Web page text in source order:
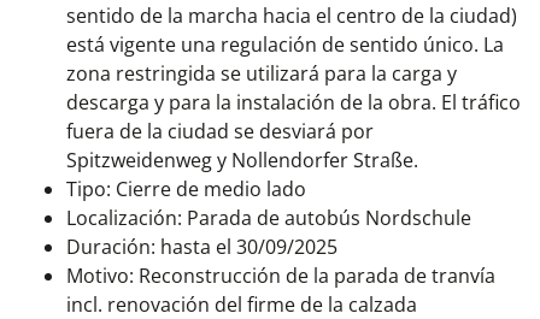
sentido de la marcha hacia el centro de la ciudad)
está vigente una regulación de sentido único. La
zona restringida se utilizará para la carga y
descarga y para la instalación de la obra. El tráfico
fuera de la ciudad se desviará por
Spitzweidenweg y Nollendorfer Straße.
Tipo: Cierre de medio lado
Localización: Parada de autobús Nordschule
Duración: hasta el 30/09/2025
Motivo: Reconstrucción de la parada de tranvía
incl. renovación del firme de la calzada